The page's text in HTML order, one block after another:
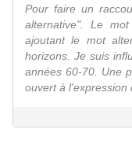
Pour faire un
alternative". Le
ajoutant le mot
horizons. Je suis
années 60-70. Une
ouvert à l'expression